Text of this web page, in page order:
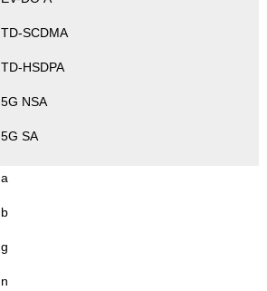
TD-SCDMA
TD-HSDPA
5G NSA
5G SA
a
b
g
n